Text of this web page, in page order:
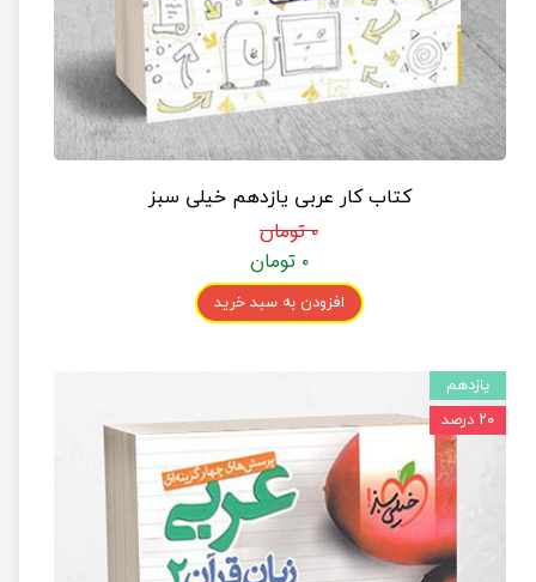
کتاب کار عربی یازدهم خیلی سبز
۰ تومان
۰ تومان
افزودن به سبد خرید
یازدهم
۲۰ درصد